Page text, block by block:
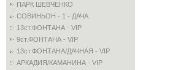
ПАРК ШЕВЧЕНКО
СОВИНЬОН - 1 - ДАЧА
13ст.ФОНТАНА - VIP
9ст.ФОНТАНА - VIP
13ст.ФОНТАНА/ДАЧНАЯ - VIP
АРКАДИЯ/КАМАНИНА - VIP